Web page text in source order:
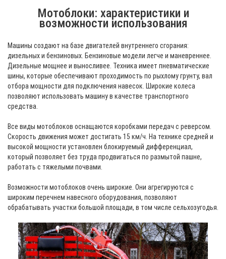
Мотоблоки: характеристики и
возможности использования
Машины создают на базе двигателей внутреннего сгорания:
дизельных и бензиновых. Бензиновые модели легче и маневреннее.
Дизельные мощнее и выносливее. Техника имеет пневматические
шины, которые обеспечивают проходимость по рыхлому грунту, вал
отбора мощности для подключения навесок. Широкие колеса
позволяют использовать машину в качестве транспортного
средства.
Все виды мотоблоков оснащаются коробками передач с реверсом.
Скорость движения может достигать 15 км/ч. На технике средней и
высокой мощности установлен блокируемый дифференциал,
который позволяет без труда продвигаться по размытой пашне,
работать с тяжелыми почвами.
Возможности мотоблоков очень широкие. Они агрегируются с
широким перечнем навесного оборудования, позволяют
обрабатывать участки большой площади, в том числе сельхозугодья.